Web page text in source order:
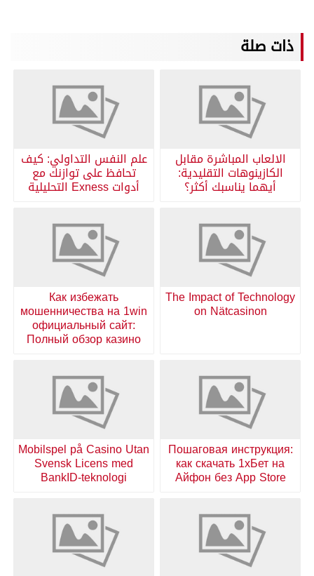
ذات صلة
الالعاب المباشرة مقابل
الكازينوهات التقليدية:
أيهما يناسبك أكثر؟
علم النفس التداولي: كيف
تحافظ على توازنك مع
أدوات Exness التحليلية
The Impact of Technology
on Nätcasinon
Как избежать
мошенничества на 1win
официальный сайт:
Полный обзор казино
Пошаговая инструкция:
как скачать 1хБет на
Айфон без App Store
Mobilspel på Casino Utan
Svensk Licens med
BankID-teknologi